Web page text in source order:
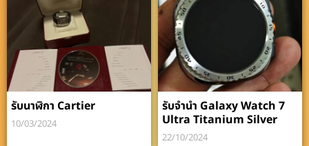
รับนาฬิกา Cartier
10/03/2024
รับจำนำ Galaxy Watch 7
Ultra Titanium Silver
22/10/2024